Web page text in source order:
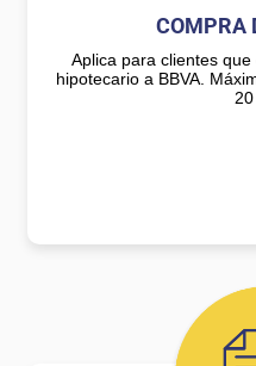
COMPRA
Aplica para clientes
hipotecario a BBVA.